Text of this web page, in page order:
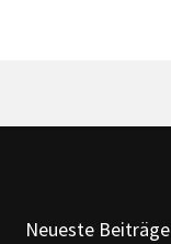
Neueste Beiträge